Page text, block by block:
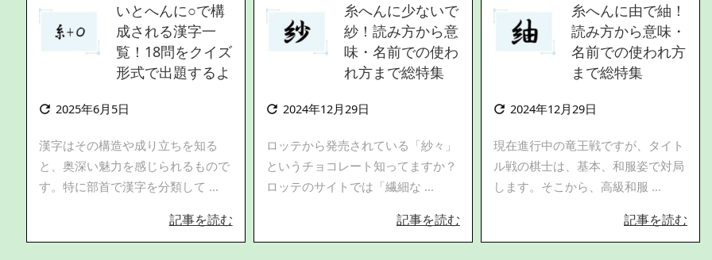
いとへんに○で構
成される漢字一
覧！18問をクイズ
形式で出題するよ
 2025年6月5日
漢字はその構造や成り立ちを知る
と、奥深い魅力を感じられるもので
す。特に部首で漢字を分類して ...
記事を読む
糸へんに少ないで
紗！読み方から意
味・名前での使わ
れ方まで総特集
 2024年12月29日
ロッテから発売されている「紗々」
というチョコレート知ってますか？
ロッテのサイトでは「繊細な ...
記事を読む
糸へんに由で紬！
読み方から意味・
名前での使われ方
まで総特集
 2024年12月29日
現在進行中の竜王戦ですが、タイト
ル戦の棋士は、基本、和服姿で対局
します。そこから、高級和服 ...
記事を読む